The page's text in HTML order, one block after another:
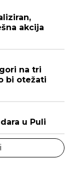
akcija
gori na tri
bi otežati
u Puli